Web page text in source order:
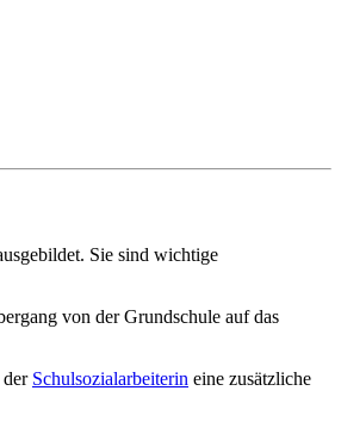
Sie sind wichtige
von der Grundschule auf das
der Schulsozialarbeiterin eine zusätzliche